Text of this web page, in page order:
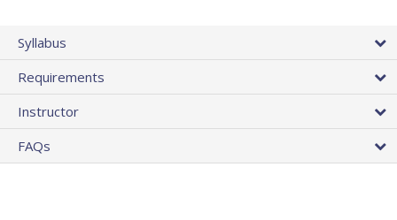
Syllabus
Requirements
Instructor
FAQs